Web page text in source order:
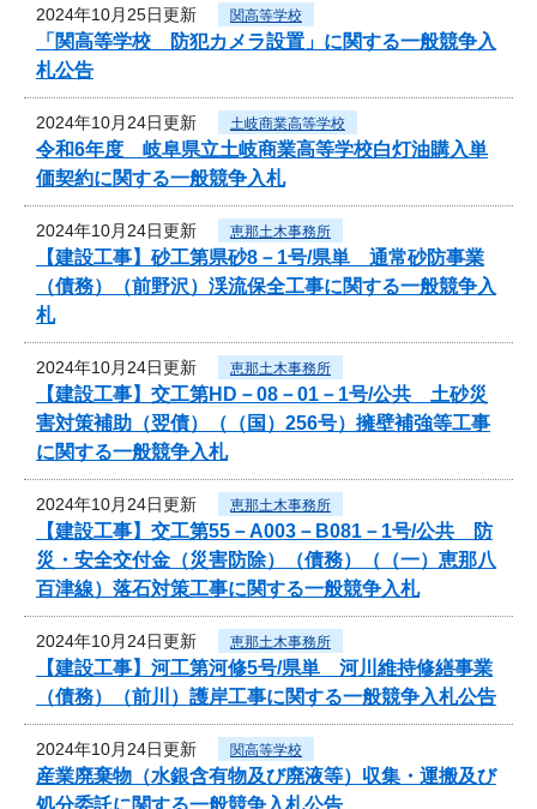
2024年10月25日更新 関高等学校
「関高等学校 防犯カメラ設置」に関する一般競争入
札公告
2024年10月24日更新 土岐商業高等学校
令和6年度 岐阜県立土岐商業高等学校白灯油購入単
価契約に関する一般競争入札
2024年10月24日更新 恵那土木事務所
【建設工事】砂工第県砂8－1号/県単 通常砂防事業
（債務）（前野沢）渓流保全工事に関する一般競争入
札
2024年10月24日更新 恵那土木事務所
【建設工事】交工第HD－08－01－1号/公共 土砂災
害対策補助（翌債）（（国）256号）擁壁補強等工事
に関する一般競争入札
2024年10月24日更新 恵那土木事務所
【建設工事】交工第55－A003－B081－1号/公共 防
災・安全交付金（災害防除）（債務）（（一）恵那八
百津線）落石対策工事に関する一般競争入札
2024年10月24日更新 恵那土木事務所
【建設工事】河工第河修5号/県単 河川維持修繕事業
（債務）（前川）護岸工事に関する一般競争入札公告
2024年10月24日更新 関高等学校
産業廃棄物（水銀含有物及び廃液等）収集・運搬及び
処分委託に関する一般競争入札公告